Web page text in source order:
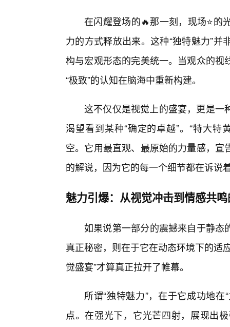
在闪耀登场的🔥那一刻，现场⭐的
力的方式释放出来。这种“独特魅力”
构与宏观形态的完美统一。当观众的
“极致”的认知在脑海中重新构建。
这不仅仅是视觉上的盛宴，更是一
渴望看到某种“确定的卓越”。“特大特
空。它用最直观、最原始的力量感，
的解说，因为它的每一个细节都在诉说
魅力引爆：从视觉冲击到情感共
如果说第一部分的震撼来自于静态
真正秘密，则在于它在动态环境下的适
觉盛宴”才算真正拉开了帷幕。
所谓“独特魅力”，在于它成功地在
点。在强光下，它光芒四射，展现出